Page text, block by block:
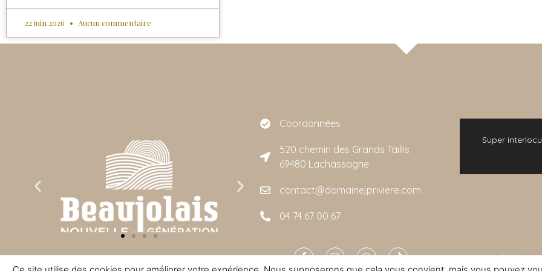
22 juin 2026 Aucun commentaire
Coordonnées
520 chemin des Grands Taillis
69480 Lachassagne
contact@domainejpriviere.com
04 74 67 00 67
est remarquable et son rapport qualité/prix est
imbattable.
Super